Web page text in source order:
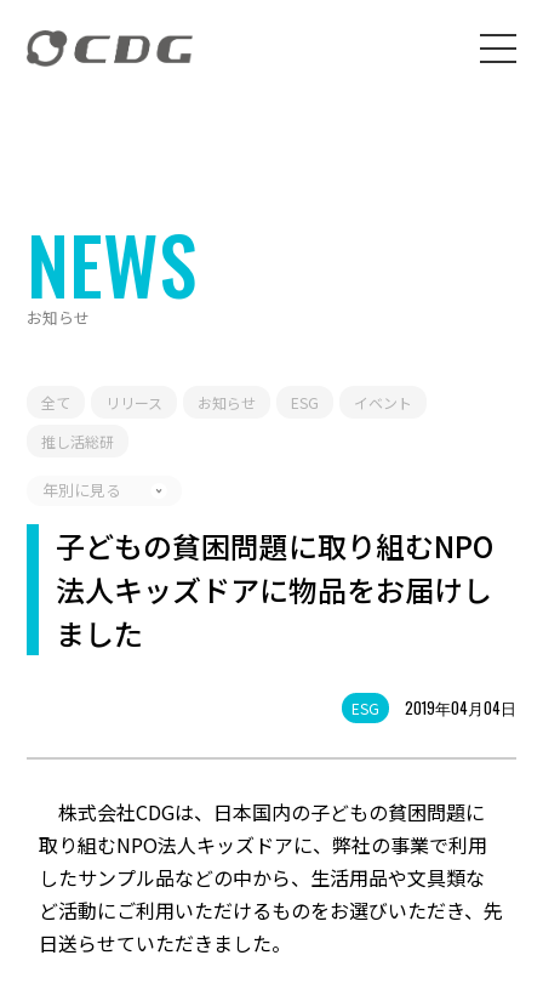
NEWS
お知らせ
子どもの貧困問題に取り組むNPO
法人キッズドアに物品をお届けし
ました
ESG 2019年04月04日
株式会社CDGは、日本国内の子どもの貧困問題に
取り組むNPO法人キッズドアに、弊社の事業で利用
したサンプル品などの中から、生活用品や文具類な
ど活動にご利用いただけるものをお選びいただき、先
日送らせていただきました。
全て リリース お知らせ ESG
イベント
推し活総研
年別に見る